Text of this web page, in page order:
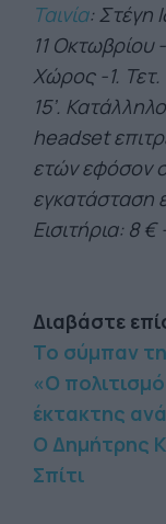
Ταινία: Στέγη
11 Οκτωβρίου
Χώρος -1. Τετ.
15’.
headset
ετών εφόσον
εγκατάσταση
Εισιτήρια: 8 €
Διαβάστε
Το σύμπαν
«Ο
έκτακτης
Ο Δημήτρης
Σπίτι